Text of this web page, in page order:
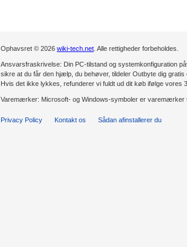
Ophavsret © 2026 wiki-tech.net . Alle rettigheder forbeholdes.
Ansvarsfraskrivelse: Din PC-tilstand og systemkonfiguration
sikre at du får den hjælp, du behøver, tildeler Outbyte dig
Hvis det ikke lykkes, refunderer vi fuldt ud dit køb ifølge vores
Varemærker: Microsoft- og Windows-symboler er varemærker
Privacy Policy Kontakt os Sådan afinstallerer du